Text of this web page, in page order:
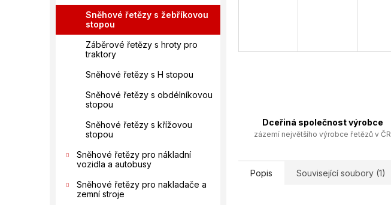
Sněhové řetězy s žebříkovou
stopou
Záběrové řetězy s hroty pro
traktory
Sněhové řetězy s H stopou
Sněhové řetězy s obdélníkovou
stopou
Sněhové řetězy s křížovou
stopou
Sněhové řetězy pro nákladní
vozidla a autobusy
Sněhové řetězy pro nakladače a
zemní stroje
Dceřiná společnost výrobce
zázemí největšího výrobce řetězů v ČR
Popis Související soubory (1)